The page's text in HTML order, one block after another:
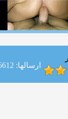
ارسالها: 6612